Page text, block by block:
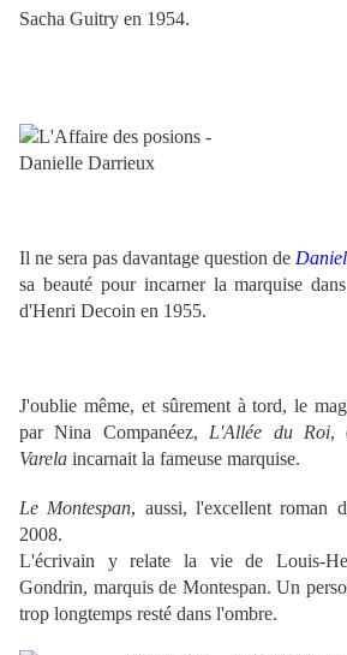
Sacha Guitry en 1954.
Il ne sera pas davantage question de
sa beauté pour incarner la marquise dans
d'Henri Decoin en 1955.
J'oublie même, et sûrement à tord, le
par Nina Companéez, L'Allée du Roi,
Varela incarnait la fameuse marquise.
Le Montespan, aussi, l'excellent roman
2008.
L'écrivain y relate la vie de Louis-
Gondrin, marquis de Montespan. Un
trop longtemps resté dans l'ombre.